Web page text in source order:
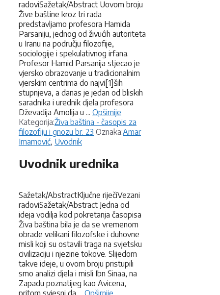
radoviSažetak/Abstract Uovom broju
Žive baštine kroz tri rada
predstavljamo profesora Hamida
Parsaniju, jednog od živućih autoriteta
u Iranu na području filozofije,
sociologije i spekulativnog irfana.
Profesor Hamid Parsanija stjecao je
vjersko obrazovanje u tradicionalnim
vjerskim centrima do najvi[1]ših
stupnjeva, a danas je jedan od bliskih
saradnika i urednik djela profesora
Dževadija Amolija u ... Opširnije
Kategorija:Kategorije
Živa baština - časopis za
filozofiju i gnozu br. 23 Oznaka:Oznake
Amar
Imamović, Uvodnik
Uvodnik urednika
Sažetak/AbstractKljučne riječiVezani
radoviSažetak/Abstract Jedna od
ideja vodilja kod pokretanja časopisa
Živa baština bila je da se vremenom
obrade velikani filozofske i duhovne
misli koji su ostavili traga na svjetsku
civilizaciju i njezine tokove. Slijedom
takve ideje, u ovom broju pristupili
smo analizi djela i misli Ibn Sinaa, na
Zapadu poznatijeg kao Avicena,